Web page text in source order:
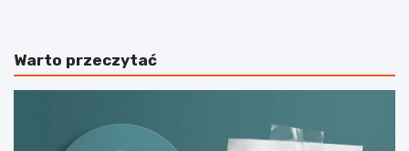
j
a
k
l
e
c
Warto przeczytać